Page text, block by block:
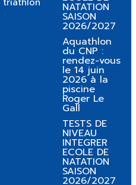
NATATION
SAISON
2026/2027
Aquathlon
du CNP :
rendez-vous
le 14 juin
2026 à la
piscine
Roger Le
Gall
TESTS DE
NIVEAU
INTEGRER
ECOLE DE
NATATION
SAISON
2026/2027